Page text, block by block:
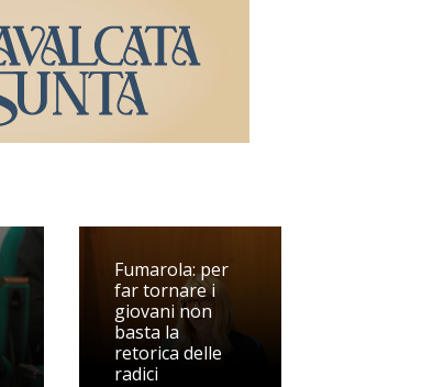
Fumarola: per
far tornare i
giovani non
basta la
retorica delle
radici